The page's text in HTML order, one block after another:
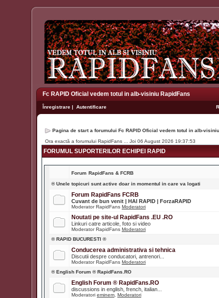
Fc RAPID Oficial vedem totul in alb-visiniu RapidFans
Înregistrare | Autentificare
Pagina de start a forumului Fc RAPID Oficial vedem totul in alb-
Ora exactă a forumului RapidFans ... Joi 06 August 2026 19:37:53
FORUMUL SUPORTERILOR ECHIPEI RAPID
Forum RapidFans & FCRB
® Unele topicuri sunt active doar in momentul in care va logati
Forum RapidFans FCRB
Cuvant de bun venit | HAI RAPID | ForzaRAPID
Moderator RapidFans Moderatori
Noutati pe site-ul RapidFans .EU .RO
Linkuri catre articole, foto si video
Moderator RapidFans Moderatori
® RAPID BUCURESTI ®
Conducerea administrativa si tehnica
Discutii despre conducatori, antrenori...
Moderator RapidFans Moderatori
® English Forum ® RapidFans.RO
English Forum ® RapidFans.RO
discussions in english, french, italian...
Moderatori eminem Moderatori